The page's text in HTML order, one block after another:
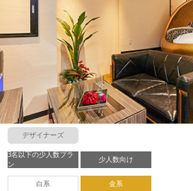
デザイナーズ
3名以下の少人数プラ
ン
少人数向け
白系 金系